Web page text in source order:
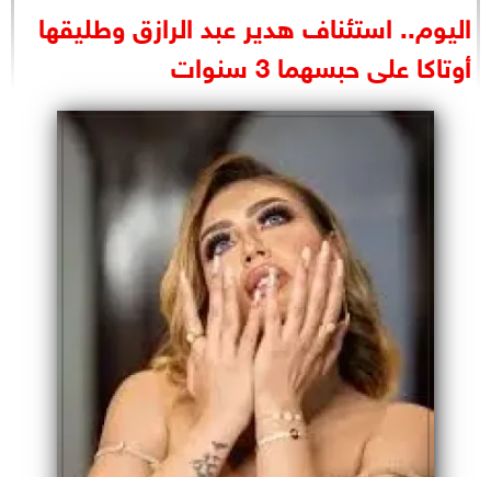
الرئاسة
البرلمان
الأحزاب
اليوم.. استئناف هدير عبد الرازق وطليقها
أوتاكا على حبسهما 3 سنوات